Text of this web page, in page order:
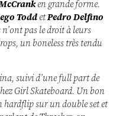
en grande forme.
ToddetPedro Delfino
n’ont pas le droit à leurs
un boneless très tendu
suivi d’une full part de
Girl Skateboard. Un bon
hardflip sur un double set et